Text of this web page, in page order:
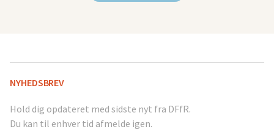
NYHEDSBREV
Hold dig opdateret med sidste nyt fra DFfR.
Du kan til enhver tid afmelde igen.